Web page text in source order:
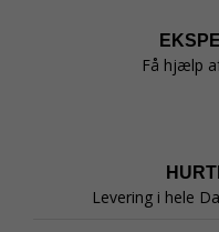
Få hjælp
Levering i hele